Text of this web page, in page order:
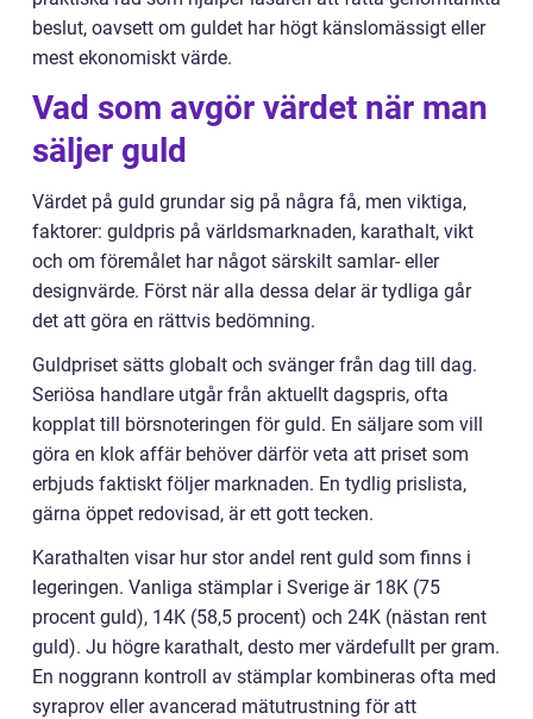
beslut, oavsett om guldet har högt känslomässigt eller
mest ekonomiskt värde.
Vad som avgör värdet när man
säljer guld
Värdet på guld grundar sig på några få, men viktiga,
faktorer: guldpris på världsmarknaden, karathalt, vikt
och om föremålet har något särskilt samlar- eller
designvärde. Först när alla dessa delar är tydliga går
det att göra en rättvis bedömning.
Guldpriset sätts globalt och svänger från dag till dag.
Seriösa handlare utgår från aktuellt dagspris, ofta
kopplat till börsnoteringen för guld. En säljare som vill
göra en klok affär behöver därför veta att priset som
erbjuds faktiskt följer marknaden. En tydlig prislista,
gärna öppet redovisad, är ett gott tecken.
Karathalten visar hur stor andel rent guld som finns i
legeringen. Vanliga stämplar i Sverige är 18K (75
procent guld), 14K (58,5 procent) och 24K (nästan rent
guld). Ju högre karathalt, desto mer värdefullt per gram.
En noggrann kontroll av stämplar kombineras ofta med
syraprov eller avancerad mätutrustning för att